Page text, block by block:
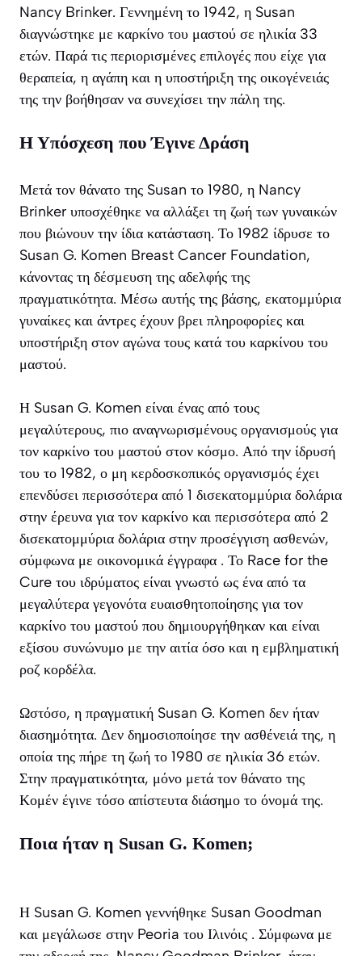
Nancy Brinker. Γεννημένη το 1942, η Susan
διαγνώστηκε με καρκίνο του μαστού σε ηλικία 33
ετών. Παρά τις περιορισμένες επιλογές που είχε για
θεραπεία, η αγάπη και η υποστήριξη της οικογένειάς
της την βοήθησαν να συνεχίσει την πάλη της.
Η Υπόσχεση που Έγινε Δράση
Μετά τον θάνατο της Susan το 1980, η Nancy
Brinker υποσχέθηκε να αλλάξει τη ζωή των γυναικών
που βιώνουν την ίδια κατάσταση. Το 1982 ίδρυσε το
Susan G. Komen Breast Cancer Foundation,
κάνοντας τη δέσμευση της αδελφής της
πραγματικότητα. Μέσω αυτής της βάσης, εκατομμύρια
γυναίκες και άντρες έχουν βρει πληροφορίες και
υποστήριξη στον αγώνα τους κατά του καρκίνου του
μαστού.
Η Susan G. Komen είναι ένας από τους
μεγαλύτερους, πιο αναγνωρισμένους οργανισμούς για
τον καρκίνο του μαστού στον κόσμο. Από την ίδρυσή
του το 1982, ο μη κερδοσκοπικός οργανισμός έχει
επενδύσει περισσότερα από 1 δισεκατομμύρια δολάρια
στην έρευνα για τον καρκίνο και περισσότερα από 2
δισεκατομμύρια δολάρια στην προσέγγιση ασθενών,
σύμφωνα με οικονομικά έγγραφα . Το Race for the
Cure του ιδρύματος είναι γνωστό ως ένα από τα
μεγαλύτερα γεγονότα ευαισθητοποίησης για τον
καρκίνο του μαστού που δημιουργήθηκαν και είναι
εξίσου συνώνυμο με την αιτία όσο και η εμβληματική
ροζ κορδέλα.
Ωστόσο, η πραγματική Susan G. Komen δεν ήταν
διασημότητα. Δεν δημοσιοποίησε την ασθένειά της, η
οποία της πήρε τη ζωή το 1980 σε ηλικία 36 ετών.
Στην πραγματικότητα, μόνο μετά τον θάνατο της
Κομέν έγινε τόσο απίστευτα διάσημο το όνομά της.
Ποια ήταν η Susan G. Komen;
Η Susan G. Komen γεννήθηκε Susan Goodman
και μεγάλωσε στην Peoria του Ιλινόις . Σύμφωνα με